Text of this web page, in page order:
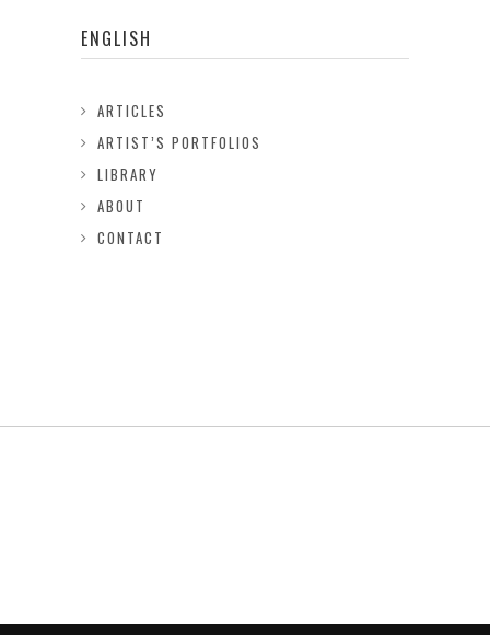
ENGLISH
ARTICLES
ARTIST’S PORTFOLIOS
LIBRARY
ABOUT
CONTACT